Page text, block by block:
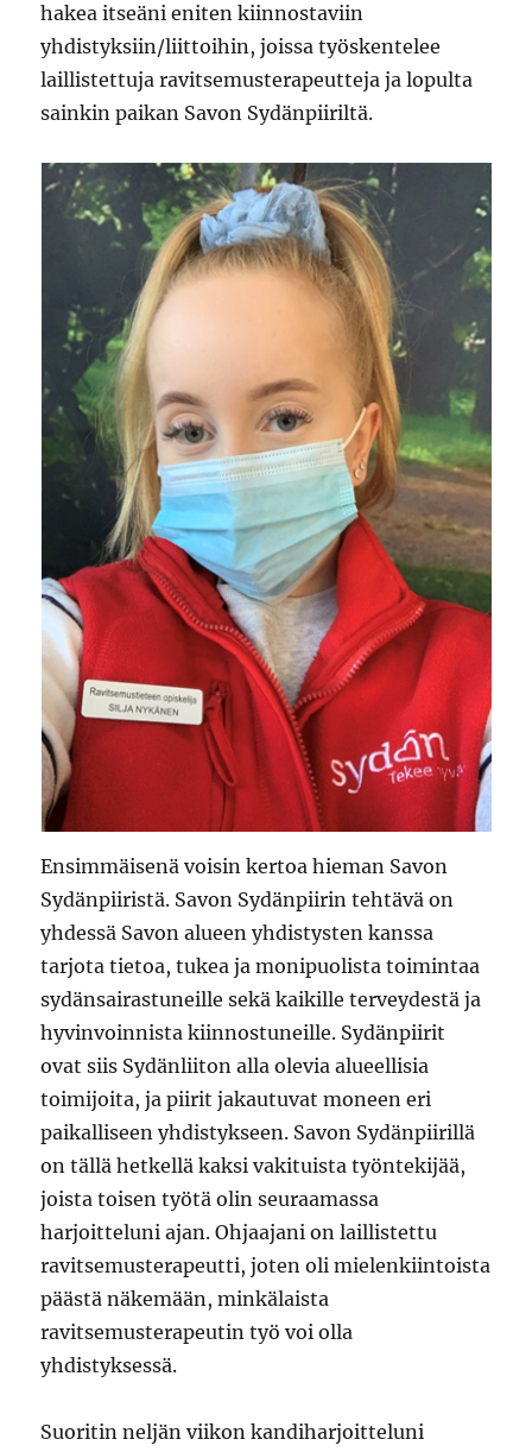
hakea itseäni eniten kiinnostaviin
yhdistyksiin/liittoihin, joissa työskentelee
laillistettuja ravitsemusterapeutteja ja lopulta
sainkin paikan Savon Sydänpiiriltä.
Ensimmäisenä voisin kertoa hieman Savon
Sydänpiiristä. Savon Sydänpiirin tehtävä on
yhdessä Savon alueen yhdistysten kanssa
tarjota tietoa, tukea ja monipuolista toimintaa
sydänsairastuneille sekä kaikille terveydestä ja
hyvinvoinnista kiinnostuneille. Sydänpiirit
ovat siis Sydänliiton alla olevia alueellisia
toimijoita, ja piirit jakautuvat moneen eri
paikalliseen yhdistykseen. Savon Sydänpiirillä
on tällä hetkellä kaksi vakituista työntekijää,
joista toisen työtä olin seuraamassa
harjoitteluni ajan. Ohjaajani on laillistettu
ravitsemusterapeutti, joten oli mielenkiintoista
päästä näkemään, minkälaista
ravitsemusterapeutin työ voi olla
yhdistyksessä.
Suoritin neljän viikon kandiharjoitteluni